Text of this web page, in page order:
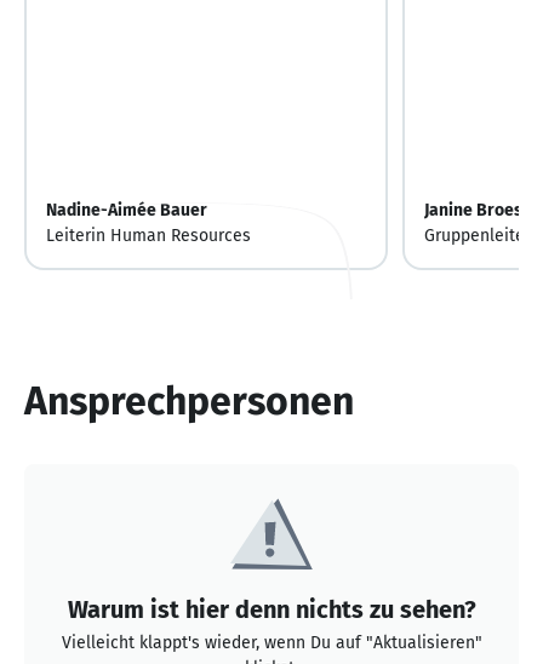
Nadine-Aimée Bauer
Leiterin Human Resources
Janine Broese
Ansprechpersonen
Warum ist hier denn nichts zu sehen?
Vielleicht klappt's wieder, wenn Du auf "Aktualisieren"